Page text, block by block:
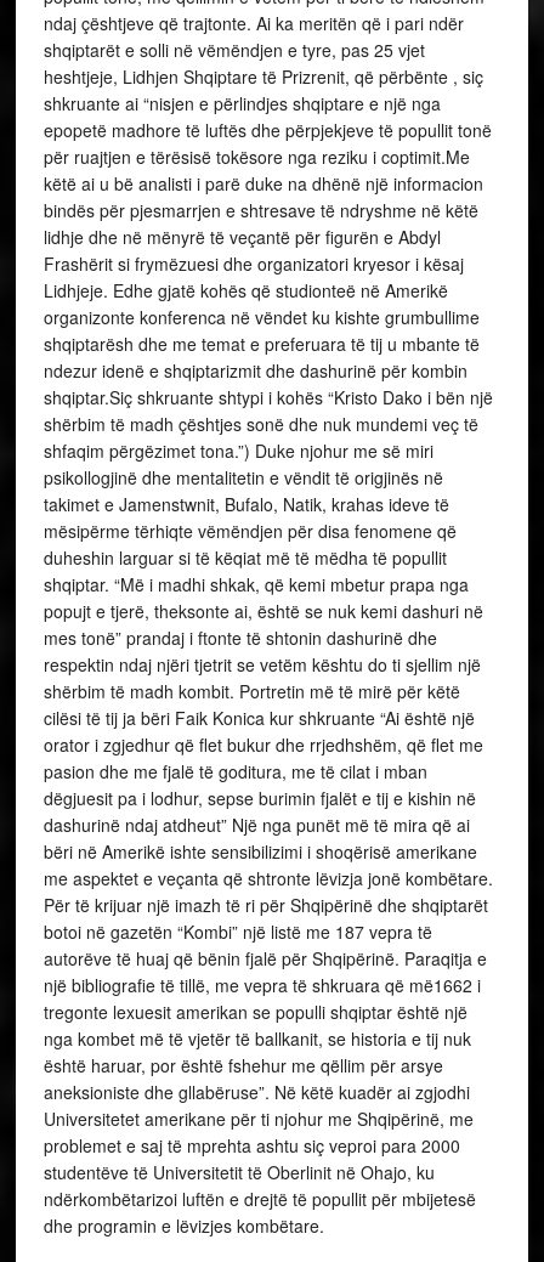
ndaj çështjeve që trajtonte. Ai ka meritën që i pari ndër
shqiptarët e solli në vëmëndjen e tyre, pas 25 vjet
heshtjeje, Lidhjen Shqiptare të Prizrenit, që përbënte , siç
shkruante ai “nisjen e përlindjes shqiptare e një nga
epopetë madhore të luftës dhe përpjekjeve të popullit tonë
për ruajtjen e tërësisë tokësore nga reziku i coptimit.Me
këtë ai u bë analisti i parë duke na dhënë një informacion
bindës për pjesmarrjen e shtresave të ndryshme në këtë
lidhje dhe në mënyrë të veçantë për figurën e Abdyl
Frashërit si frymëzuesi dhe organizatori kryesor i kësaj
Lidhjeje. Edhe gjatë kohës që studionteë në Amerikë
organizonte konferenca në vëndet ku kishte grumbullime
shqiptarësh dhe me temat e preferuara të tij u mbante të
ndezur idenë e shqiptarizmit dhe dashurinë për kombin
shqiptar.Siç shkruante shtypi i kohës “Kristo Dako i bën një
shërbim të madh çështjes sonë dhe nuk mundemi veç të
shfaqim përgëzimet tona.”) Duke njohur me së miri
psikollogjinë dhe mentalitetin e vëndit të origjinës në
takimet e Jamenstwnit, Bufalo, Natik, krahas ideve të
mësipërme tërhiqte vëmëndjen për disa fenomene që
duheshin larguar si të këqiat më të mëdha të popullit
shqiptar. “Më i madhi shkak, që kemi mbetur prapa nga
popujt e tjerë, theksonte ai, është se nuk kemi dashuri në
mes tonë” prandaj i ftonte të shtonin dashurinë dhe
respektin ndaj njëri tjetrit se vetëm kështu do ti sjellim një
shërbim të madh kombit. Portretin më të mirë për këtë
cilësi të tij ja bëri Faik Konica kur shkruante “Ai është një
orator i zgjedhur që flet bukur dhe rrjedhshëm, që flet me
pasion dhe me fjalë të goditura, me të cilat i mban
dëgjuesit pa i lodhur, sepse burimin fjalët e tij e kishin në
dashurinë ndaj atdheut” Një nga punët më të mira që ai
bëri në Amerikë ishte sensibilizimi i shoqërisë amerikane
me aspektet e veçanta që shtronte lëvizja jonë kombëtare.
Për të krijuar një imazh të ri për Shqipërinë dhe shqiptarët
botoi në gazetën “Kombi” një listë me 187 vepra të
autorëve të huaj që bënin fjalë për Shqipërinë. Paraqitja e
një bibliografie të tillë, me vepra të shkruara që më1662 i
tregonte lexuesit amerikan se populli shqiptar është një
nga kombet më të vjetër të ballkanit, se historia e tij nuk
është haruar, por është fshehur me qëllim për arsye
aneksioniste dhe gllabëruse”. Në këtë kuadër ai zgjodhi
Universitetet amerikane për ti njohur me Shqipërinë, me
problemet e saj të mprehta ashtu siç veproi para 2000
studentëve të Universitetit të Oberlinit në Ohajo, ku
ndërkombëtarizoi luftën e drejtë të popullit për mbijetesë
dhe programin e lëvizjes kombëtare.